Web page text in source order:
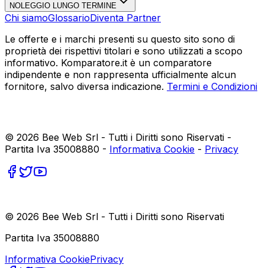
NOLEGGIO LUNGO TERMINE
Chi siamoGlossarioDiventa Partner
Le offerte e i marchi presenti su questo sito sono di
proprietà dei rispettivi titolari e sono utilizzati a scopo
informativo. Komparatore.it è un comparatore
indipendente e non rappresenta ufficialmente alcun
fornitore, salvo diversa indicazione. Termini e Condizioni
© 2026 Bee Web Srl - Tutti i Diritti sono Riservati -
Partita Iva 35008880 - Informativa Cookie - Privacy
© 2026 Bee Web Srl - Tutti i Diritti sono Riservati
Partita Iva 35008880
Informativa CookiePrivacy